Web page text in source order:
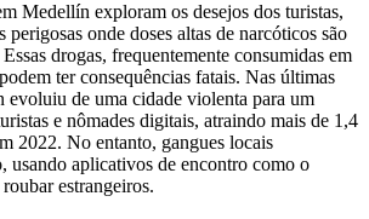
Medellín exploram os desejos dos turistas,
perigosas onde doses altas de narcóticos são
drogas, frequentemente consumidas em
ter consequências fatais. Nas últimas
evoluiu de uma cidade violenta para um
e nômades digitais, atraindo mais de 1,4
2022. No entanto, gangues locais
usando aplicativos de encontro como o
estrangeiros.